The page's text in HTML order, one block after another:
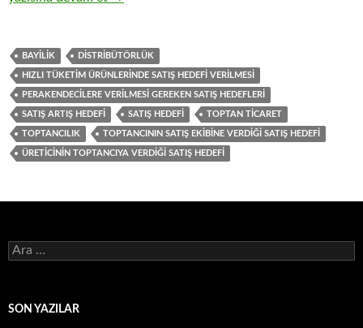
BAYILIK DISTRIBÜTÖRLÜK
HIZLI TÜKETIM ÜRÜNLERINDE SATIŞ HEDEFI VERILMESI
PERAKENDECILERE VERILMESI GEREKEN SATIŞ HEDEFLERI
SATIŞ ARTIŞ HEDEFI SATIŞ HEDEFI TOPTAN TICARET
TOPTANCILIK TOPTANCININ SATIŞ EKIBINE VERDIĞI SATIŞ HEDEFI
ÜRETICININ TOPTANCIYA VERDIĞI SATIŞ HEDEFI
A
r
a
SON YAZILAR